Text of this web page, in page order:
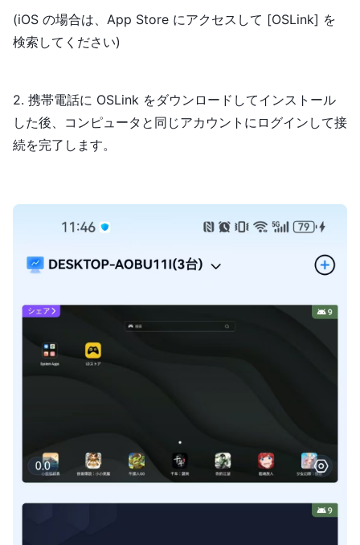
(iOS の場合は、App Store にアクセスして [OSLink] を
検索してください)
2. 携帯電話に OSLink をダウンロードしてインストール
した後、コンピュータと同じアカウントにログインして接
続を完了します。